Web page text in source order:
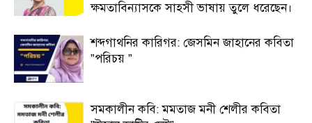
ক্ষমতাবিন্যাসকে সাহসী ভাষায় তুলে ধরেছেন।
শব্দগাথনির কারিগর: জেসমিন জাহানের কবিতা
”পরিচয় ”
সমকালীন কবি: মমতাজ মনী শেলীর কবিতা